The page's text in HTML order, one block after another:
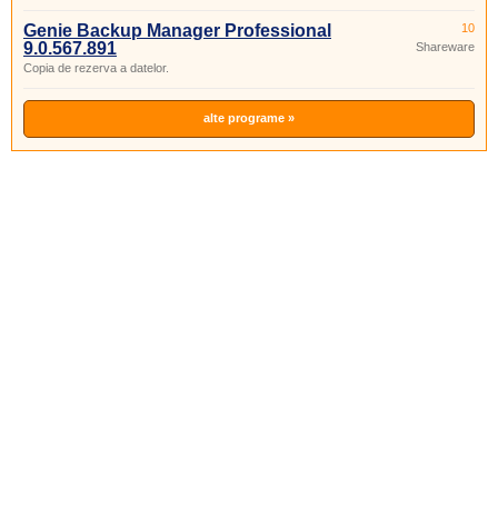
Genie Backup Manager Professional
9.0.567.891
Copia de rezerva a datelor.
10
Shareware
alte programe »